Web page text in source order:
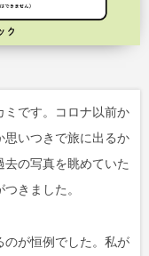
ミです。コロナ以前か
思いつきで旅に出るか
の写真を眺めていた
きました。
が恒例でした。私が